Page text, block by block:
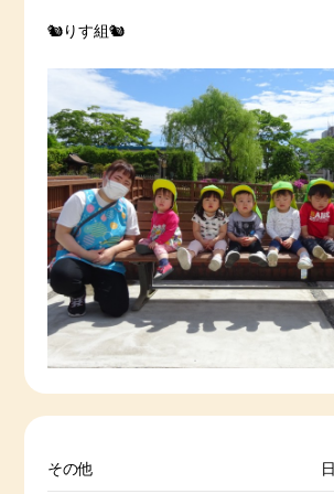
🐿りす組🐿
その他